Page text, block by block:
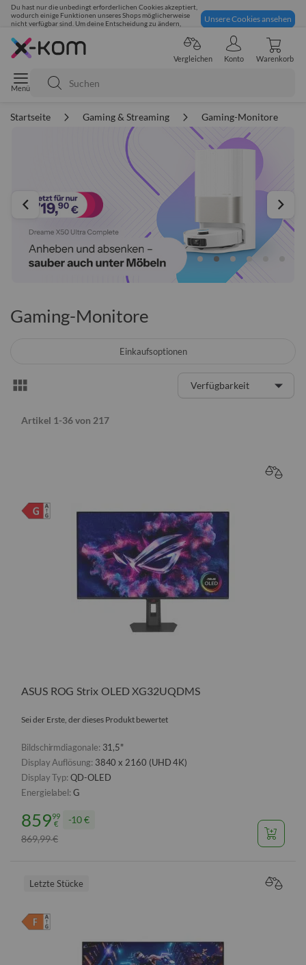
Du hast nur die unbedingt erforderlichen Cookies akzeptiert,
wodurch einige Funktionen unseres Shops möglicherweise
nicht verfügbar sind. Um deine Entscheidung zu ändern,
Unsere Cookies ansehen
Sicher einkaufen
Suche
Vergleichen Konto Warenkorb
Startseite Gaming & Streaming Gaming-Monitore
Gaming-Monitore
Anzeigen
Liste
Artikel 1-36von 217
ASUS ROG Strix OLED XG32UQDMS
Sei der Erste, der dieses Produkt bewertet
Bildschirmdiagonale: 31,5"
Display Auflösung: 3840 x 2160 (UHD 4K)
Display Typ:QD-OLED
Energielabel:G
85999
€
10 €
869,99€
Letzte Stücke
Einkaufsoptionen